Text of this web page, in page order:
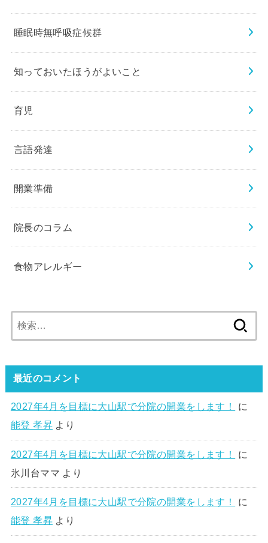
睡眠時無呼吸症候群
知っておいたほうがよいこと
育児
言語発達
開業準備
院長のコラム
食物アレルギー
索:
最近のコメント
2027年4月を目標に大山駅で分院の開業をします！
に
能登 孝昇より
2027年4月を目標に大山駅で分院の開業をします！
に
氷川台ママ より
2027年4月を目標に大山駅で分院の開業をします！
に
能登 孝昇より